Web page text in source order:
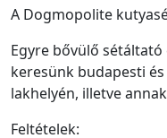
A Dogmopolite
Egyre bővülő
keresünk budapesti
lakhelyén, illetve
Feltételek: